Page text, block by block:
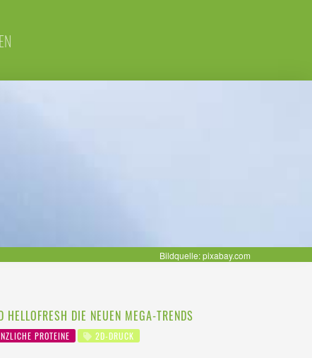
Bildquelle: pixabay.com
DIE NEUEN MEGA-TRENDS
PROTEINE
2D-DRUCK